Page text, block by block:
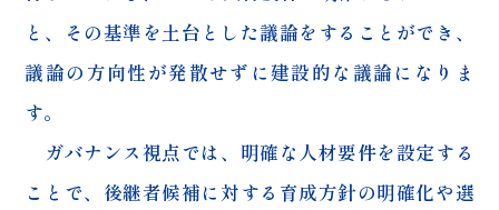
と、その基準を土台とした議論をすることができ、
議論の方向性が発散せずに建設的な議論になりま
す。
ガバナンス視点では、明確な人材要件を設定する
ことで、後継者候補に対する育成方針の明確化や選